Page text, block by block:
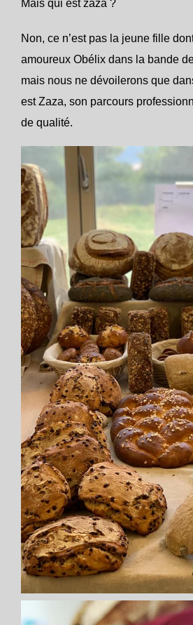
Mais qui est zaza ?
Non, ce n’est pas la jeune fille
amoureux Obélix dans la bande
mais nous ne dévoilerons que
est Zaza, son parcours
de qualité.